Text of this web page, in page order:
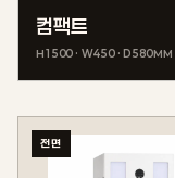
컴팩트
H1500 · W450 · D580MM
전면